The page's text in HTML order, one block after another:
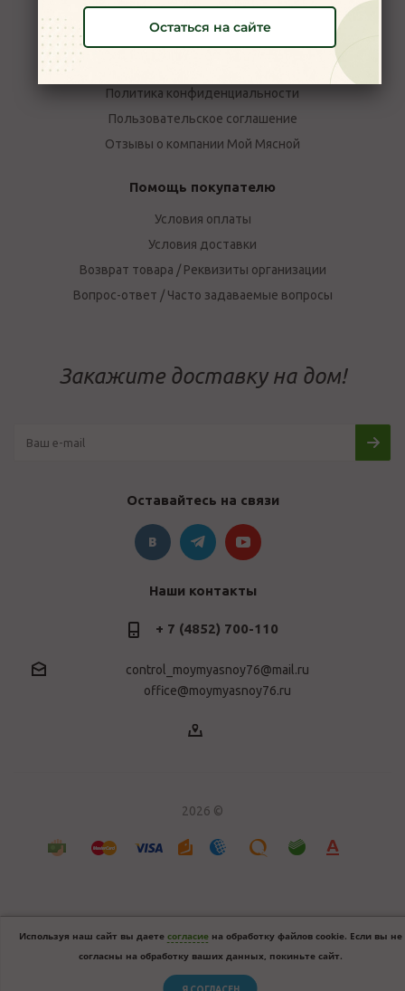
Политика конфиденциальности
Пользовательское соглашение
Отзывы о компании Мой Мясной
Помощь покупателю
Условия оплаты
Условия доставки
Возврат товара / Реквизиты организации
Вопрос-ответ / Часто задаваемые вопросы
Закажите доставку на дом!
Оставайтесь на связи
Наши контакты
+ 7 (4852) 700-110
control_moymyasnoy76@mail.ru
office@moymyasnoy76.ru
2026 ©
Используя наш сайт вы даете согласиена обработку файлов cookie. Если вы не
согласны на обработку ваших данных, покиньте сайт.
Остаться на сайте